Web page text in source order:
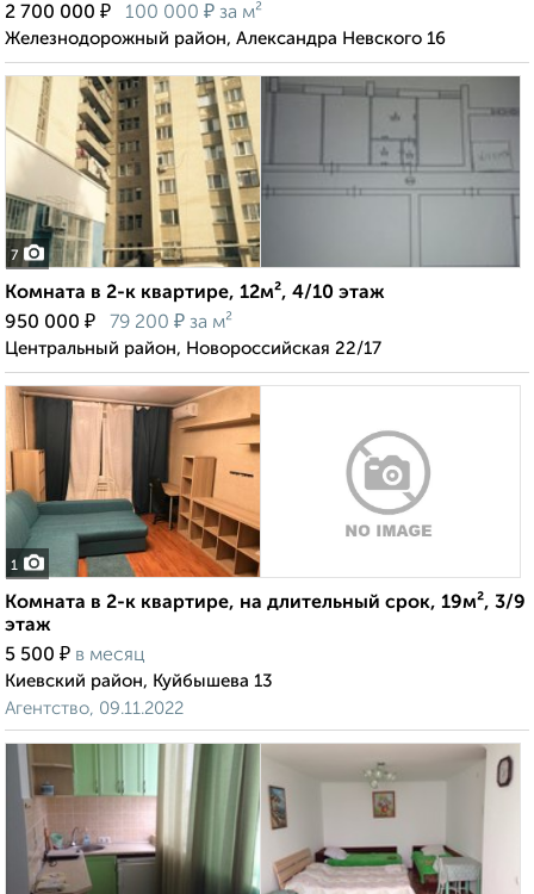
2 700 000 ₽ 100 000 ₽ за м²
Железнодорожный район, Александра Невского 16
7
Комната в 2-к квартире, 12м², 4/10 этаж
950 000 ₽ 79 200 ₽ за м²
Центральный район, Новороссийская 22/17
1
Комната в 2-к квартире, на длительный срок, 19м², 3/9
этаж
5 500 ₽ в месяц
Киевский район, Куйбышева 13
Агентство, 09.11.2022